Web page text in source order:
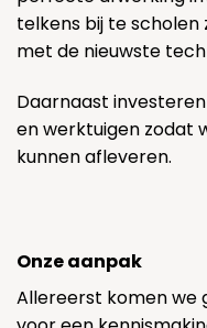
telkens bij te
met de nieuwste
Daarnaast
en werktuigen zodat
kunnen afleveren.
Onze aanpak
Allereerst komen we